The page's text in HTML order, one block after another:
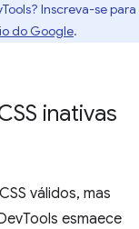
Inscreva-se para
do Google.
inativas
válidos, mas
esmaece